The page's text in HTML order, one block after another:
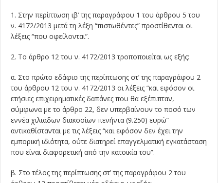
1. Στην περίπτωση ιβ’ της παραγράφου 1 του άρθρου 5 του
ν. 4172/2013 μετά τη λέξη “πιστωθέντες” προστίθενται οι
λέξεις “που οφείλονται”.
2. Το άρθρο 12 του ν. 4172/2013 τροποποιείται ως εξής:
α. Στο πρώτο εδάφιο της περίπτωσης στ’ της παραγράφου 2
του άρθρου 12 του ν. 4172/2013 οι λέξεις “και εφόσον οι
ετήσιες επιχειρηματικές δαπάνες που θα εξέπιπταν,
σύμφωνα με το άρθρο 22, δεν υπερβαίνουν το ποσό των
εννέα χιλιάδων διακοσίων πενήντα (9.250) ευρώ”
αντικαθίστανται με τις λέξεις “και εφόσον δεν έχει την
εμπορική ιδιότητα, ούτε διατηρεί επαγγελματική εγκατάσταση
που είναι διαφορετική από την κατοικία του”.
β. Στο τέλος της περίπτωσης στ’ της παραγράφου 2 του